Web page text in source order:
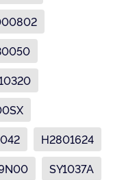
H2801624
SY1037A